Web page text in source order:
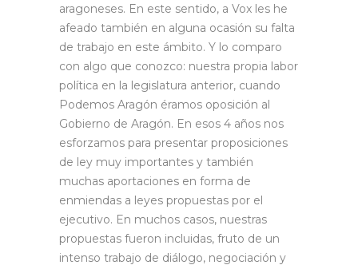
aragoneses. En este sentido, a Vox les he
afeado también en alguna ocasión su falta
de trabajo en este ámbito. Y lo comparo
con algo que conozco: nuestra propia labor
política en la legislatura anterior, cuando
Podemos Aragón éramos oposición al
Gobierno de Aragón. En esos 4 años nos
esforzamos para presentar proposiciones
de ley muy importantes y también
muchas aportaciones en forma de
enmiendas a leyes propuestas por el
ejecutivo. En muchos casos, nuestras
propuestas fueron incluidas, fruto de un
intenso trabajo de diálogo, negociación y